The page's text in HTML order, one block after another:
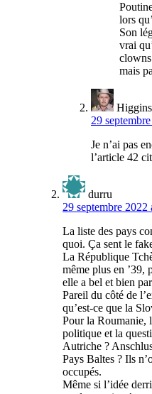
lors
Son
vrai
mais
Higgins
29
Je n’ai pas
l’article 42
durru
29 septembre
La liste des pays
quoi. Ça sent le
La République
même plus en ’39,
elle a bel et bien
Pareil du côté de
qu’est-ce que la
Pour la Roumanie,
politique et la
Autriche ?
Pays Baltes ? Ils
occupés.
Même si l’idée